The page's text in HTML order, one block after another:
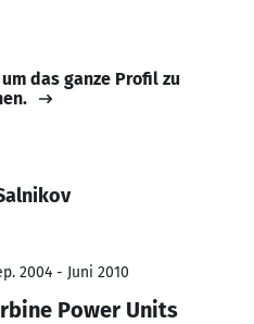
das ganze Profil zu
2004 - Juni 2010
Power Units